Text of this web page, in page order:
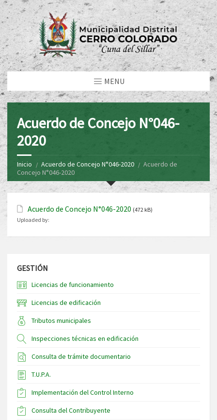
MENU
Acuerdo de Concejo N°046-
2020
Inicio Acuerdo de Concejo N°046-2020
Acuerdo de
Concejo N°046-2020
Acuerdo de Concejo N°046-2020 (472 kB)
Uploaded by:
GESTIÓN
Licencias de funcionamiento
Licencias de edificación
Tributos municipales
Inspecciones técnicas en edificación
Consulta de trámite documentario
T.U.P.A.
Implementación del Control Interno
Consulta del Contribuyente